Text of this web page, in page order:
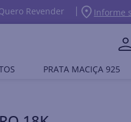
Revender Informe
PRATA MACIÇA 925